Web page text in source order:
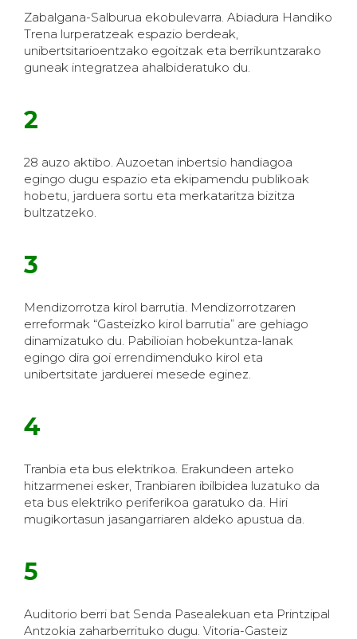
Zabalgana-Salburua ekobulevarra. Abiadura Handiko
Trena lurperatzeak espazio berdeak,
unibertsitarioentzako egoitzak eta berrikuntzarako
guneak integratzea ahalbideratuko du.
2
28 auzo aktibo. Auzoetan inbertsio handiagoa
egingo dugu espazio eta ekipamendu publikoak
hobetu, jarduera sortu eta merkataritza bizitza
bultzatzeko.
3
Mendizorrotza kirol barrutia. Mendizorrotzaren
erreformak “Gasteizko kirol barrutia” are gehiago
dinamizatuko du. Pabilioian hobekuntza-lanak
egingo dira goi errendimenduko kirol eta
unibertsitate jarduerei mesede eginez.
4
Tranbia eta bus elektrikoa. Erakundeen arteko
hitzarmenei esker, Tranbiaren ibilbidea luzatuko da
eta bus elektriko periferikoa garatuko da. Hiri
mugikortasun jasangarriaren aldeko apustua da.
5
Auditorio berri bat Senda Pasealekuan eta Printzipal
Antzokia zaharberrituko dugu. Vitoria-Gasteiz